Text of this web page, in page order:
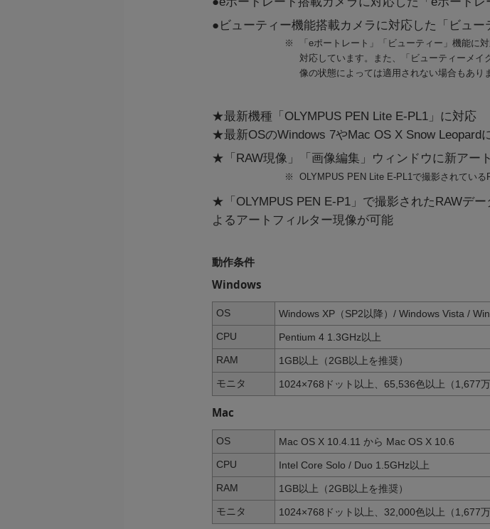
●ビューティー機能搭載カメラに対応した「ビュー
※
「eポートレート」「ビューティー」機能に
対応しています。また、「ビューティーメ
像の状態によっては適用されない場合もあり
★最新機種「OLYMPUS PEN Lite E-PL1」に対応
★最新OSのWindows 7やMac OS X Snow Leopard
★「RAW現像」「画像編集」ウィンドウに新アー
※ OLYMPUS PEN Lite E-PL1で撮影されている
★「OLYMPUS PEN E-P1」で撮影されたRAWデ
よるアートフィルター現像が可能
動作条件
Windows
OS
Windows XP（SP2以降）/ Windows Vista /
CPU
Pentium 4 1.3GHz以上
RAM
1GB以上（2GB以上を推奨）
モニタ
1024×768ドット以上、65,536色以上（1,677万
Mac
OS
Mac OS X 10.4.11 から Mac OS X 10.6
CPU
Intel Core Solo / Duo 1.5GHz以上
RAM
1GB以上（2GB以上を推奨）
モニタ
1024×768ドット以上、32,000色以上（1,677万